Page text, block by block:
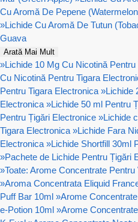
Cu Aromă De Pepene
»Lichide Cu Aromă De Tutun
Guava
Arată Mai Mult
»Lichide 10 Mg Cu Nicotină
Cu Nicotină Pentru Tigara
Pentru Tigara Electronica »Lichide
Electronica »Lichide 50 ml Pentru
Pentru Țigări Electronice »Lichide
Tigara Electronica »Lichide Fara
Electronica »Lichide Shortfill 30ml
»Pachete de Lichide Pentru Țigări
»Toate: Arome Concentrate
»Aroma Concentrata Eliquid
Puff Bar 10ml »Arome
e-Potion 10ml »Arome